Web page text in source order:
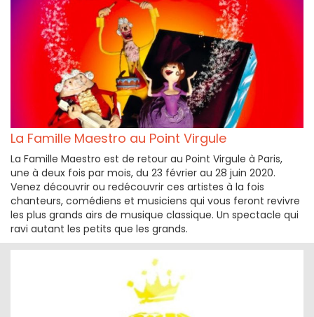
La Famille Maestro au Point Virgule
La Famille Maestro est de retour au Point Virgule à Paris,
une à deux fois par mois, du 23 février au 28 juin 2020.
Venez découvrir ou redécouvrir ces artistes à la fois
chanteurs, comédiens et musiciens qui vous feront revivre
les plus grands airs de musique classique. Un spectacle qui
ravi autant les petits que les grands.